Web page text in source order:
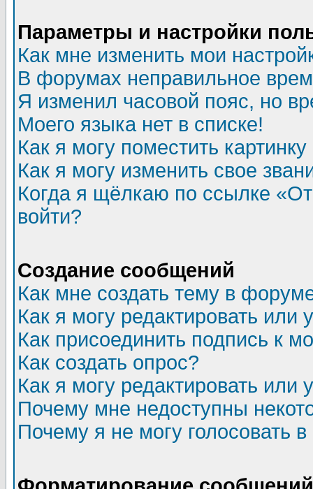
Параметры и настройки
Как мне изменить мои
В форумах неправильное
Я изменил часовой пояс, но
Моего языка нет в списке!
Как я могу поместить
Как я могу изменить свое
Когда я щёлкаю по ссылке
войти?
Создание сообщений
Как мне создать тему в
Как я могу редактировать или
Как присоединить подпись к
Как создать опрос?
Как я могу редактировать или
Почему мне недоступны
Почему я не могу голосовать